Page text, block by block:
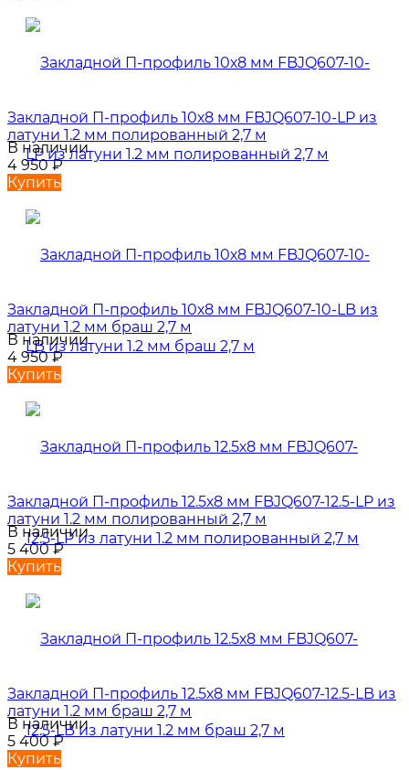
Закладной П-профиль 10х8 мм FBJQ607-10-LP из
латуни 1.2 мм полированный 2,7 м
В наличии
4 950₽
Купить
Закладной П-профиль 10х8 мм FBJQ607-10-LB из
латуни 1.2 мм браш 2,7 м
В наличии
4 950₽
Купить
Закладной П-профиль 12.5х8 мм FBJQ607-12.5-LP из
латуни 1.2 мм полированный 2,7 м
В наличии
5 400₽
Купить
Закладной П-профиль 12.5х8 мм FBJQ607-12.5-LB из
латуни 1.2 мм браш 2,7 м
В наличии
5 400₽
Купить